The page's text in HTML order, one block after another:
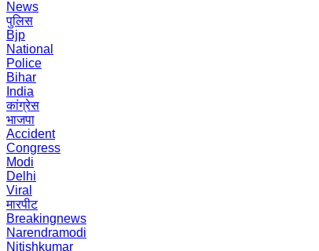
News
पुलिस
Bjp
National
Police
Bihar
India
कांग्रेस
भाजपा
Accident
Congress
Modi
Delhi
Viral
मारपीट
Breakingnews
Narendramodi
Nitishkumar